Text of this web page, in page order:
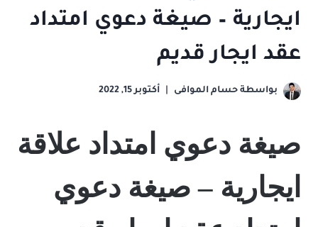
ايجارية – صيغة دعوي امتداد
عقد ايجار قديم
بواسطة حسام الموافى أكتوبر 15, 2022
صيغة دعوي امتداد علاقة
ايجارية – صيغة دعوي